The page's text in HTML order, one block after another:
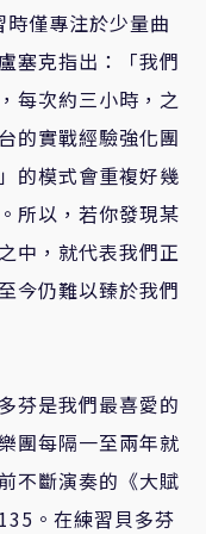
僅專注於少量曲
塞克指出：「我們
每次約三小時，之
的實戰經驗強化團
的模式會重複好幾
所以，若你發現某
中，就代表我們正
今仍難以臻於我們
芬是我們最喜愛的
團每隔一至兩年就
不斷演奏的《大賦
。在練習貝多芬